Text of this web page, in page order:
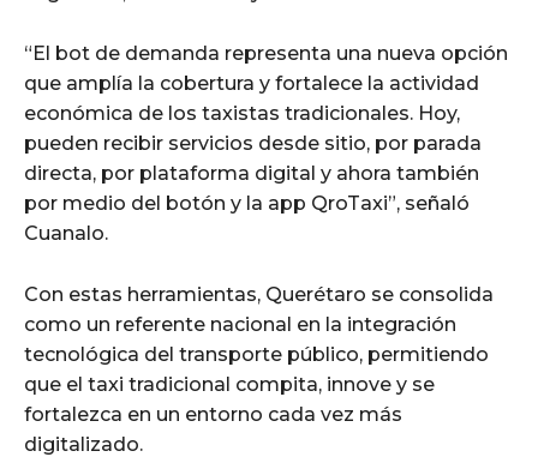
“El bot de demanda representa una nueva opción
que amplía la cobertura y fortalece la actividad
económica de los taxistas tradicionales. Hoy,
pueden recibir servicios desde sitio, por parada
directa, por plataforma digital y ahora también
por medio del botón y la app QroTaxi”, señaló
Cuanalo.
Con estas herramientas, Querétaro se consolida
como un referente nacional en la integración
tecnológica del transporte público, permitiendo
que el taxi tradicional compita, innove y se
fortalezca en un entorno cada vez más
digitalizado.